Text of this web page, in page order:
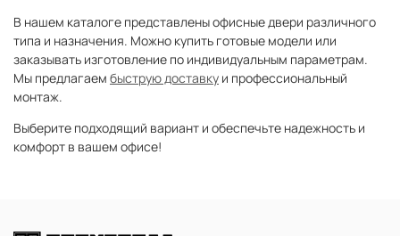
В нашем каталоге представлены офисные двери различного
типа и назначения. Можно купить готовые модели или
заказывать изготовление по индивидуальным параметрам.
Мы предлагаем быструю доставку и профессиональный
монтаж.
Выберите подходящий вариант и обеспечьте надежность и
комфорт в вашем офисе!